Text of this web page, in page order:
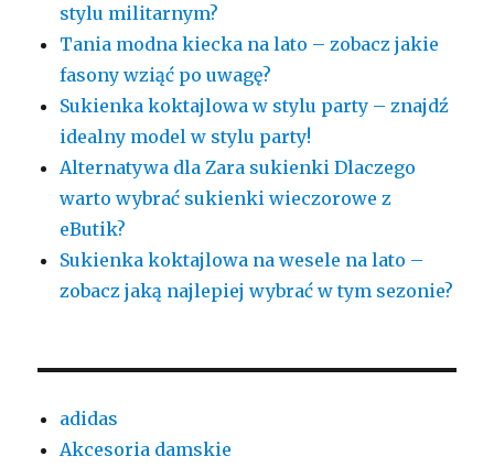
stylu militarnym?
Tania modna kiecka na lato – zobacz jakie
fasony wziąć po uwagę?
Sukienka koktajlowa w stylu party – znajdź
idealny model w stylu party!
Alternatywa dla Zara sukienki Dlaczego
warto wybrać sukienki wieczorowe z
eButik?
Sukienka koktajlowa na wesele na lato –
zobacz jaką najlepiej wybrać w tym sezonie?
adidas
Akcesoria damskie